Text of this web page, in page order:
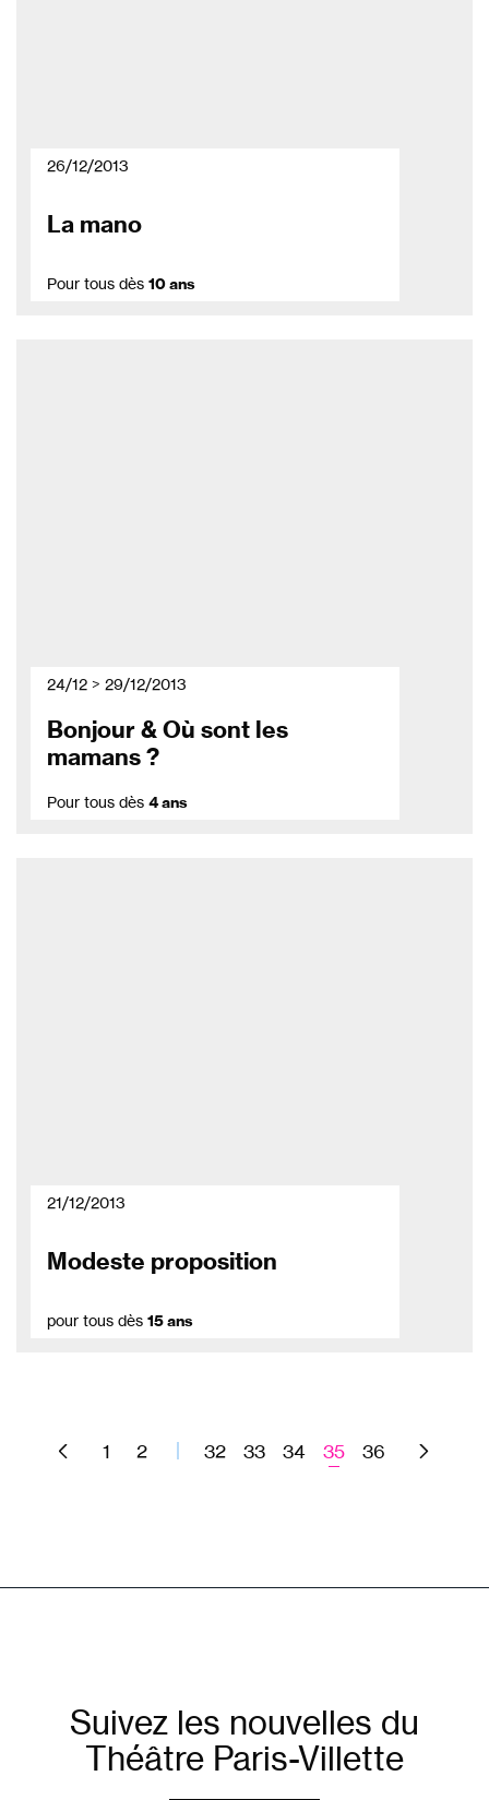
26/12/2013
La mano
Pour tous dès 10 ans
24/12 > 29/12/2013
Bonjour & Où sont les
mamans ?
Pour tous dès 4 ans
21/12/2013
Modeste proposition
pour tous dès 15 ans
1 2 32 33 34 35 36
Suivez les nouvelles du
Théâtre Paris-Villette